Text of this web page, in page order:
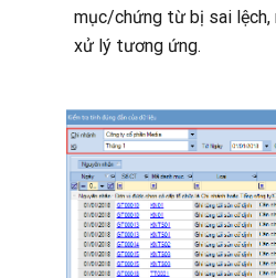
mục/chứng từ bị sai lệch,
xử lý tương ứng.